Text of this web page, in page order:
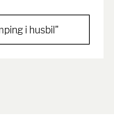
i husbil"